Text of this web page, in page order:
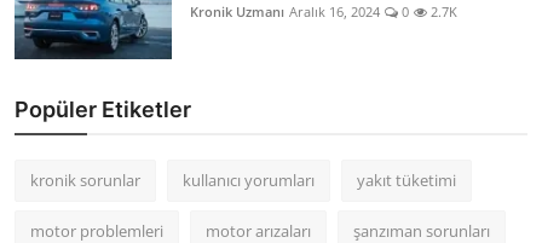
Kronik Uzmanı Aralık 16, 2024 0 2.7K
Popüler Etiketler
kronik sorunlar kullanıcı yorumları yakıt tüketimi
motor problemleri motor arızaları şanzıman sorunları